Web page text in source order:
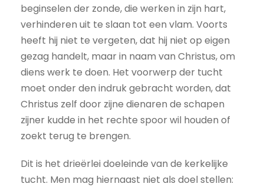
beginselen der zonde, die werken in zijn hart,
verhinderen uit te slaan tot een vlam. Voorts
heeft hij niet te vergeten, dat hij niet op eigen
gezag handelt, maar in naam van Christus, om
diens werk te doen. Het voorwerp der tucht
moet onder den indruk gebracht worden, dat
Christus zelf door zijne dienaren de schapen
zijner kudde in het rechte spoor wil houden of
zoekt terug te brengen.
Dit is het drieërlei doeleinde van de kerkelijke
tucht. Men mag hiernaast niet als doel stellen: